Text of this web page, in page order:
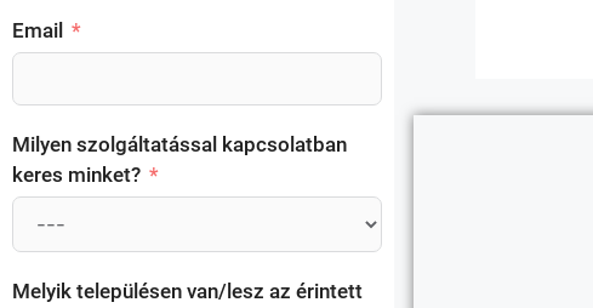
Email
Milyen szolgáltatással kapcsolatban
keres minket?
Melyik településen van/lesz az érintett